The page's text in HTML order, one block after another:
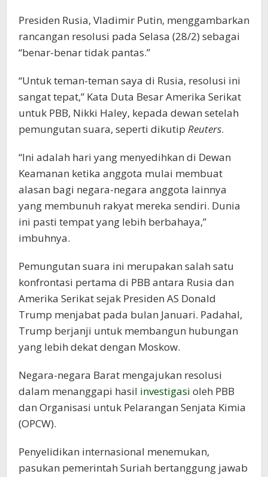
Presiden Rusia, Vladimir Putin, menggambarkan
rancangan resolusi pada Selasa (28/2) sebagai
“benar-benar tidak pantas.”
“Untuk teman-teman saya di Rusia, resolusi ini
sangat tepat,” Kata Duta Besar Amerika Serikat
untuk PBB, Nikki Haley, kepada dewan setelah
pemungutan suara, seperti dikutip Reuters.
“Ini adalah hari yang menyedihkan di Dewan
Keamanan ketika anggota mulai membuat
alasan bagi negara-negara anggota lainnya
yang membunuh rakyat mereka sendiri. Dunia
ini pasti tempat yang lebih berbahaya,”
imbuhnya.
Pemungutan suara ini merupakan salah satu
konfrontasi pertama di PBB antara Rusia dan
Amerika Serikat sejak Presiden AS Donald
Trump menjabat pada bulan Januari. Padahal,
Trump berjanji untuk membangun hubungan
yang lebih dekat dengan Moskow.
Negara-negara Barat mengajukan resolusi
dalam menanggapi hasil investigasi oleh PBB
dan Organisasi untuk Pelarangan Senjata Kimia
(OPCW).
Penyelidikan internasional menemukan,
pasukan pemerintah Suriah bertanggung jawab